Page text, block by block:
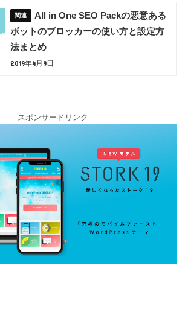
All in One SEO Packの悪意ある
ボットのブロッカーの使い方と設定方
法まとめ
2019年4月9日
スポンサードリンク